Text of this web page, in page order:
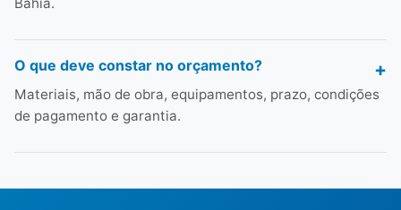
O que deve constar no orçamento?
Materiais, mão de obra, equipamentos, prazo, condições
de pagamento e garantia.